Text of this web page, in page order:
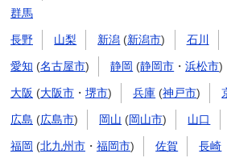
群馬
長野 山梨 新潟 (新潟市) 石川
愛知 (名古屋市) 静岡 (静岡市 ・浜松市)
大阪 (大阪市 ・ 堺市) 兵庫 (神戸市)
広島 (広島市) 岡山 (岡山市) 山口
福岡 (北九州市 ・ 福岡市) 佐賀 長崎